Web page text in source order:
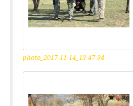
photo_2017-11-14_13-47-34